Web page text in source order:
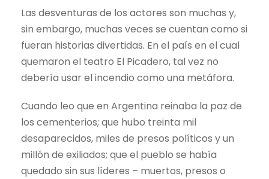
Las desventuras de los actores son muchas y,
sin embargo, muchas veces se cuentan como si
fueran historias divertidas. En el país en el cual
quemaron el teatro El Picadero, tal vez no
debería usar el incendio como una metáfora.
Cuando leo que en Argentina reinaba la paz de
los cementerios; que hubo treinta mil
desaparecidos, miles de presos políticos y un
millón de exiliados; que el pueblo se había
quedado sin sus líderes – muertos, presos o